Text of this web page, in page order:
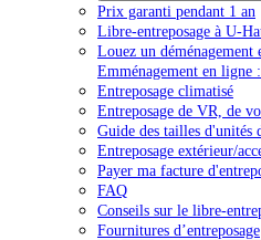
Prix garanti pendant 1 an
Libre-entreposage à U-
Louez un déménagement
Emménagement en ligne
Entreposage climatisé
Entreposage de VR, de
Guide des tailles d'unités
Entreposage extérieur/
Payer ma facture
FAQ
Conseils sur le libre-
Fournitures d’entreposage